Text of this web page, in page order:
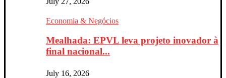
Economia & Negócios
Mealhada: EPVL leva projeto inovador à
final nacional...
July 16, 2026